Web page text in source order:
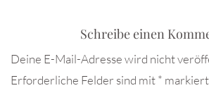
Schreibe einen
Deine E-Mail-Adresse wird nicht
Erforderliche Felder sind mit* markiert